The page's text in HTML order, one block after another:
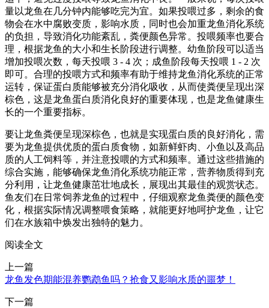
量以龙鱼在几分钟内能够吃完为宜。如果投喂过多，剩余的食
物会在水中腐败变质，影响水质，同时也会加重龙鱼消化系统
的负担，导致消化功能紊乱，粪便颜色异常。投喂频率也要合
理，根据龙鱼的大小和生长阶段进行调整。幼鱼阶段可以适当
增加投喂次数，每天投喂 3 - 4 次；成鱼阶段每天投喂 1 - 2 次
即可。合理的投喂方式和频率有助于维持龙鱼消化系统的正常
运转，保证蛋白质能够被充分消化吸收，从而使粪便呈现出深
棕色，这是龙鱼蛋白质消化良好的重要体现，也是龙鱼健康生
长的一个重要指标。
要让龙鱼粪便呈现深棕色，也就是实现蛋白质的良好消化，需
要为龙鱼提供优质的蛋白质食物，如新鲜虾肉、小鱼以及高品
质的人工饲料等，并注意投喂的方式和频率。通过这些措施的
综合实施，能够确保龙鱼消化系统功能正常，营养物质得到充
分利用，让龙鱼健康茁壮地成长，展现出其最佳的观赏状态。
鱼友们在日常饲养龙鱼的过程中，仔细观察龙鱼粪便的颜色变
化，根据实际情况调整喂食策略，就能更好地呵护龙鱼，让它
们在水族箱中焕发出独特的魅力。
阅读全文
上一篇
龙鱼发色期能混养鹦鹉鱼吗？抢食又影响水质的噩梦！
下一篇